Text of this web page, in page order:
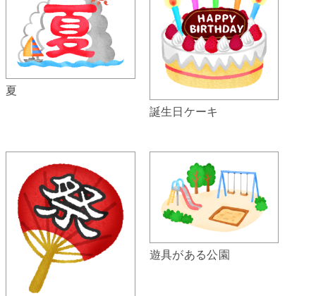
夏
誕生日ケーキ
遊具がある公園